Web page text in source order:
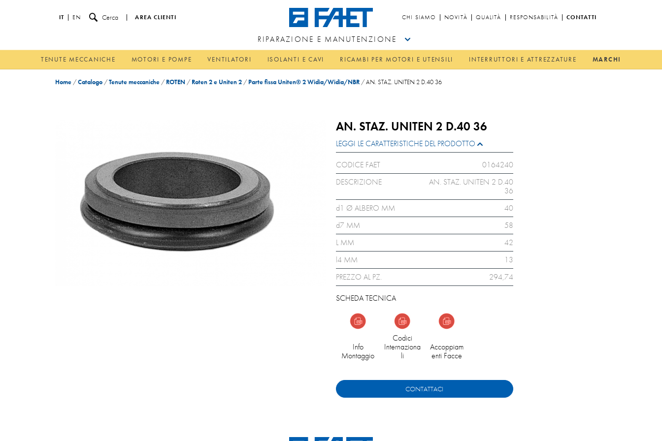
IT EN Cerca AREA CLIENTI CHI SIAMO NOVITÀ QUALITÀ RESPONSABILITÀ CONTATTI
RIPARAZIONE E MANUTENZIONE
TENUTE MECCANICHE MOTORI E POMPE VENTILATORI ISOLANTI E CAVI RICAMBI PER MOTORI E UTENSILI INTERRUTTORI E ATTREZZATURE MARCHI
Home /Catalogo /Tenute meccaniche / ROTEN / Roten 2 e Uniten 2 / Parte fissa Uniten® 2 Widia/Widia/NBR /AN. STAZ. UNITEN 2 D.40 36
AN. STAZ. UNITEN 2 D.40 36
LEGGI LE CARATTERISTICHE DEL PRODOTTO
CODICE FAET
0164240
DESCRIZIONE
AN. STAZ. UNITEN 2 D.40
36
d1 Ø ALBERO MM
40
d7 MM
58
L MM
42
l4 MM
13
PREZZO AL PZ.
294,74
SCHEDA TECNICA
Info
Montaggio
Codici
Internaziona
li
Accoppiam
enti Facce
CONTATTACI